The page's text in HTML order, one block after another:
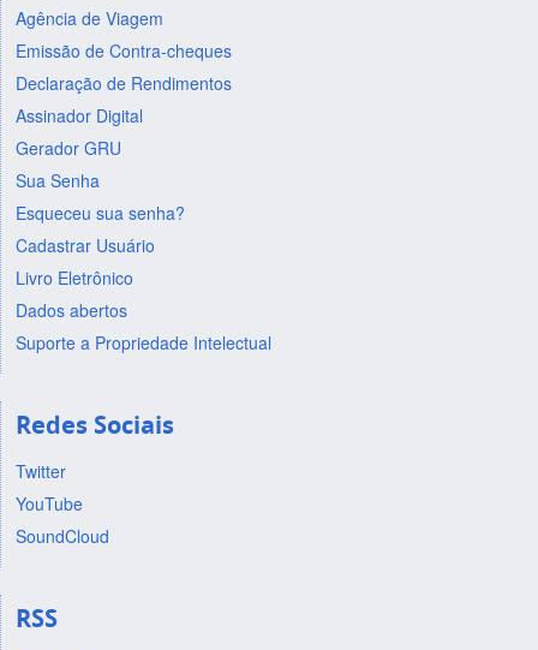
Agência de Viagem
Emissão de Contra-cheques
Declaração de Rendimentos
Assinador Digital
Gerador GRU
Sua Senha
Esqueceu sua senha?
Cadastrar Usuário
Livro Eletrônico
Dados abertos
Suporte a Propriedade Intelectual
Redes Sociais
Twitter
YouTube
SoundCloud
RSS